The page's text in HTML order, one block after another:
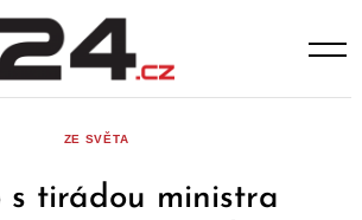
ZE SVĚTA
s tirádou ministra